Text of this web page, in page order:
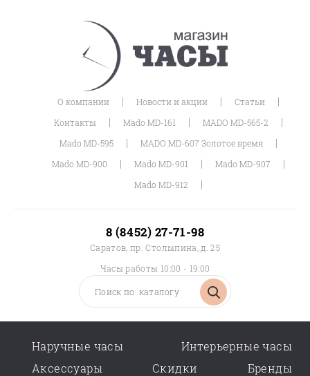
О компании | Новости и акции | Статьи |
Контакты | Mado MD-161 | MADO MD-565-2 |
Mado MD-595 | MADO MD-607 Золотое время |
Mado MD-900 | Mado MD-901 | Mado MD-907 |
Mado MD-912 |
8 (8452) 27-71-98
Саратов, пр. Столыпина, д. 25
Часы работы 10:00 - 19:00
Наручные часы
Интерьерные часы
Аксессуары
Скидки Бренды